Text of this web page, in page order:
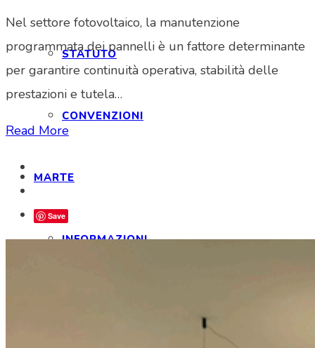
STATUTO
CONVENZIONI
MARTE
INFORMAZIONI
Nel settore fotovoltaico, la manutenzione
programmata dei pannelli è un fattore determinante
per garantire continuità operativa, stabilità delle
prestazioni e tutela…
Read More
Save